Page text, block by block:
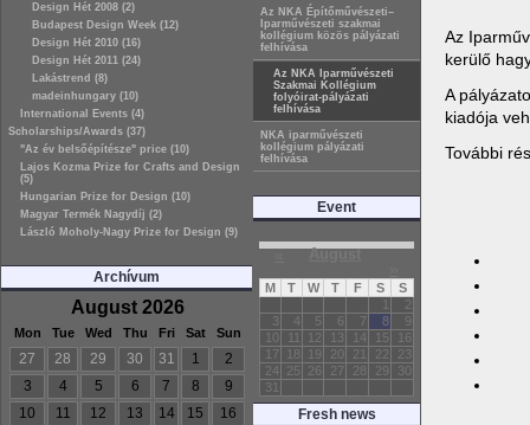
Design Hét 2008 (2)
Budapest Design Week (12)
Design Hét 2010 (16)
Design Hét 2011 (24)
Lakástrend (8)
madeinhungary (10)
International Events (4)
Scholarships/Awards (37)
"Az év belsőépítésze" price (10)
Lajos Kozma Prize for Crafts and Design
(5)
Hungarian Prize for Design (10)
Magyar Termék Nagydíj (2)
László Moholy-Nagy Prize for Design (9)
Archívum
August 2026
Mon Tue Wed Thu Fri Sat Sun
27 28 29 30 31 1
2
3
4 5 6 7 8
9
10
11 12 13 14 15
16
Az NKA Építőművészeti–
Iparművészeti szakmai
kollégium közös pályázati
felhívása
Az NKA Iparművészeti
Szakmai Kollégium
folyóirat-pályázati
felhívása
NKA iparművészeti
kollégium pályázati
felhívása
Event
« August
M T W T F S
S
1
2
3
4 5 6 7 8
9
10
11 12 13 14 15
16
17
18 19 20 21 22
23
24
25 26 27 28 29
30
31
Fresh news
Az
kerülő
A
kiadója
További